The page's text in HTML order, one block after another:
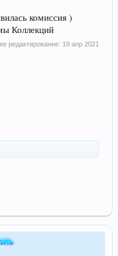
комиссия )
Коллекций
редактирование: 19 апр 2021